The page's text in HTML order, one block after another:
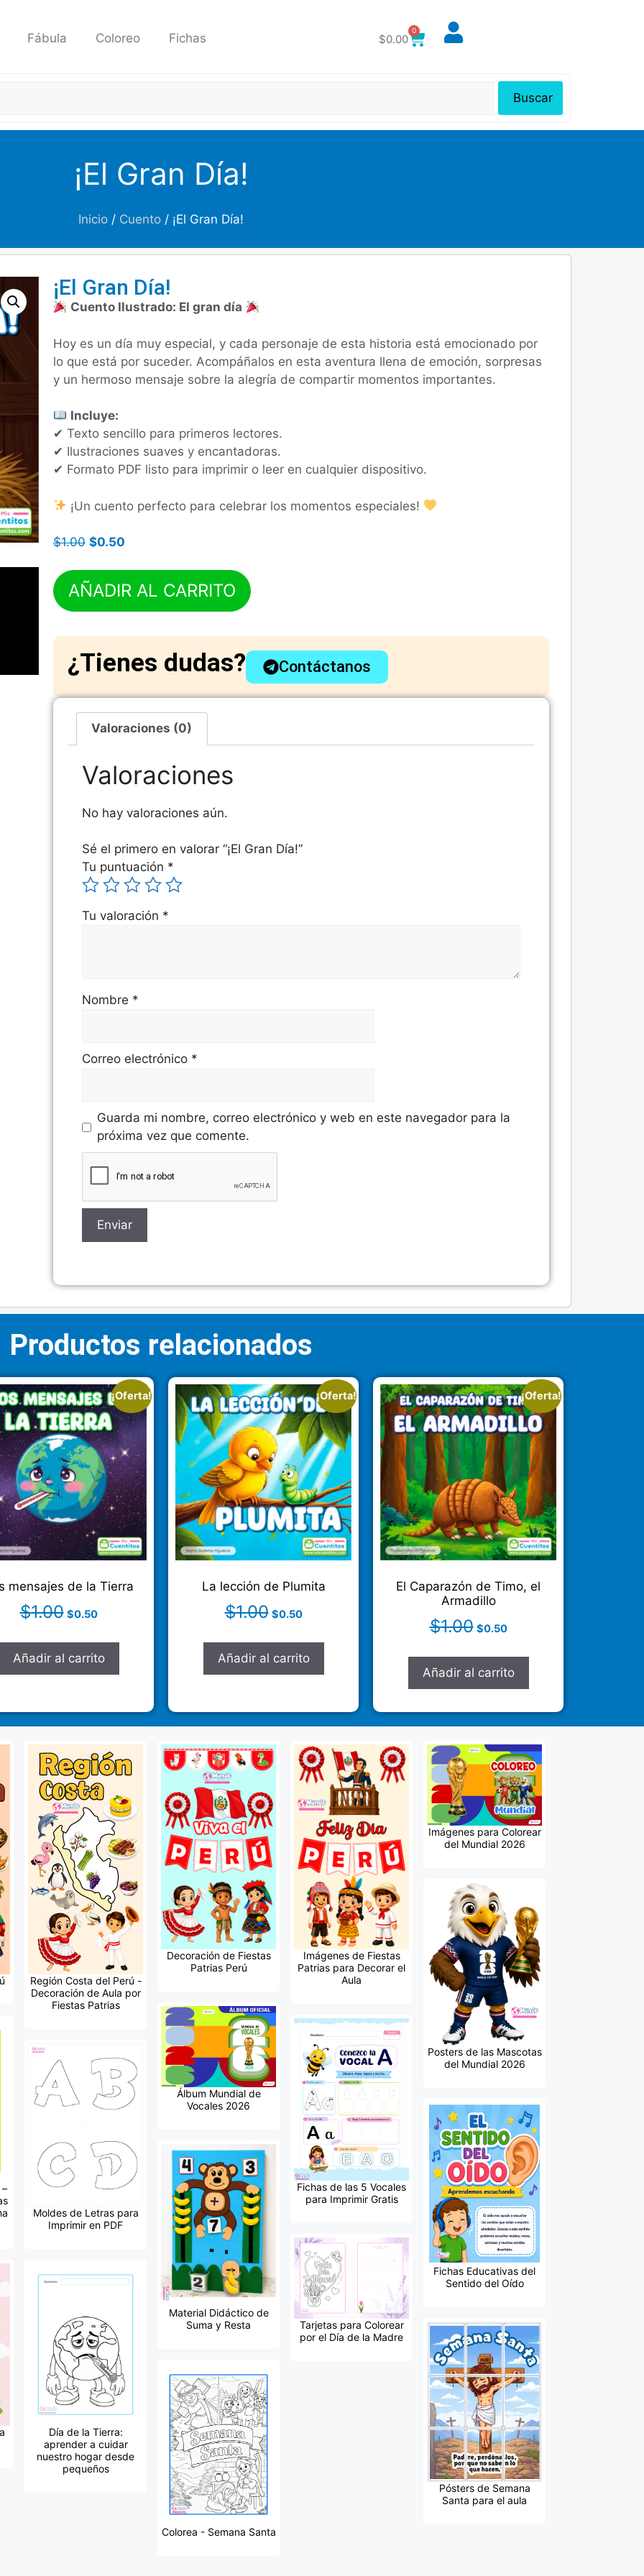
Fábula Coloreo Fichas $0.00
0
Buscar
¡El Gran Día!
Inicio / Cuento / ¡El Gran Día!
¡El Gran Día!
Cuento Ilustrado: El gran día
Hoy es un día muy especial, y cada personaje de esta historia está emocionado por
lo que está por suceder. Acompáñalos en esta aventura llena de emoción, sorpresas
y un hermoso mensaje sobre la alegría de compartir momentos importantes.
Incluye:
✔ Texto sencillo para primeros lectores.
✔ Ilustraciones suaves y encantadoras.
✔ Formato PDF listo para imprimir o leer en cualquier dispositivo.
¡Un cuento perfecto para celebrar los momentos especiales!
$1.00 $0.50
AÑADIR AL CARRITO
¿Tienes dudas? Contáctanos
Valoraciones (0)
Valoraciones
No hay valoraciones aún.
Sé el primero en valorar “¡El Gran Día!”
Tu puntuación *
Tu valoración *
Nombre *
Correo electrónico *
Guarda mi nombre, correo electrónico y web en este navegador para la
próxima vez que comente.
Productos relacionados
¡Oferta!
mensajes de la Tierra
$1.00 $0.50
Añadir al carrito
¡Oferta!
La lección de Plumita
$1.00 $0.50
Añadir al carrito
¡Oferta!
El Caparazón de Timo, el
Armadillo
$1.00 $0.50
Añadir al carrito
Región Costa del Perú -
Decoración de Aula por
Fiestas Patrias
Decoración de Fiestas
Patrias Perú
Imágenes de Fiestas
Patrias para Decorar el
Aula
Imágenes para Colorear
del Mundial 2026
Posters de las Mascotas
del Mundial 2026
Álbum Mundial de
Vocales 2026
Fichas de las 5 Vocales
para Imprimir Gratis
Moldes de Letras para
Imprimir en PDF
Fichas Educativas del
Sentido del Oído
Material Didáctico de
Suma y Resta
Tarjetas para Colorear
por el Día de la Madre
Día de la Tierra:
aprender a cuidar
nuestro hogar desde
pequeños
Pósters de Semana
Santa para el aula
Colorea - Semana Santa